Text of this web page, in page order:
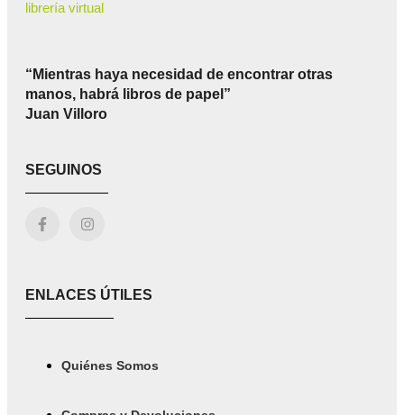
“Mientras haya necesidad de encontrar otras
manos, habrá libros de papel”
Juan Villoro
SEGUINOS
ENLACES ÚTILES
Quiénes Somos